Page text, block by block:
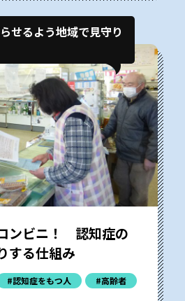
せるよう地域で見守り
ンビニ！ 認知症の
する仕組み
#認知症をもつ人 #高齢者